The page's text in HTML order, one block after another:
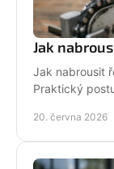
Jak
Jak nabrousit
Praktický
20. června 2026